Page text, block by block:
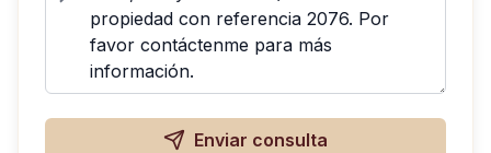
Enviar consulta